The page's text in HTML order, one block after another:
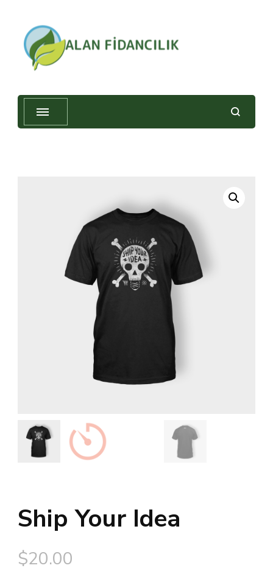
Alan Fidancılık
Ship Your Idea
$20.00